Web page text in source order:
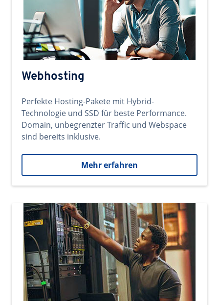
Webhosting
Perfekte Hosting-Pakete mit Hybrid-
Technologie und SSD für beste Performance.
Domain, unbegrenzter Traffic und Webspace
sind bereits inklusive.
Mehr erfahren